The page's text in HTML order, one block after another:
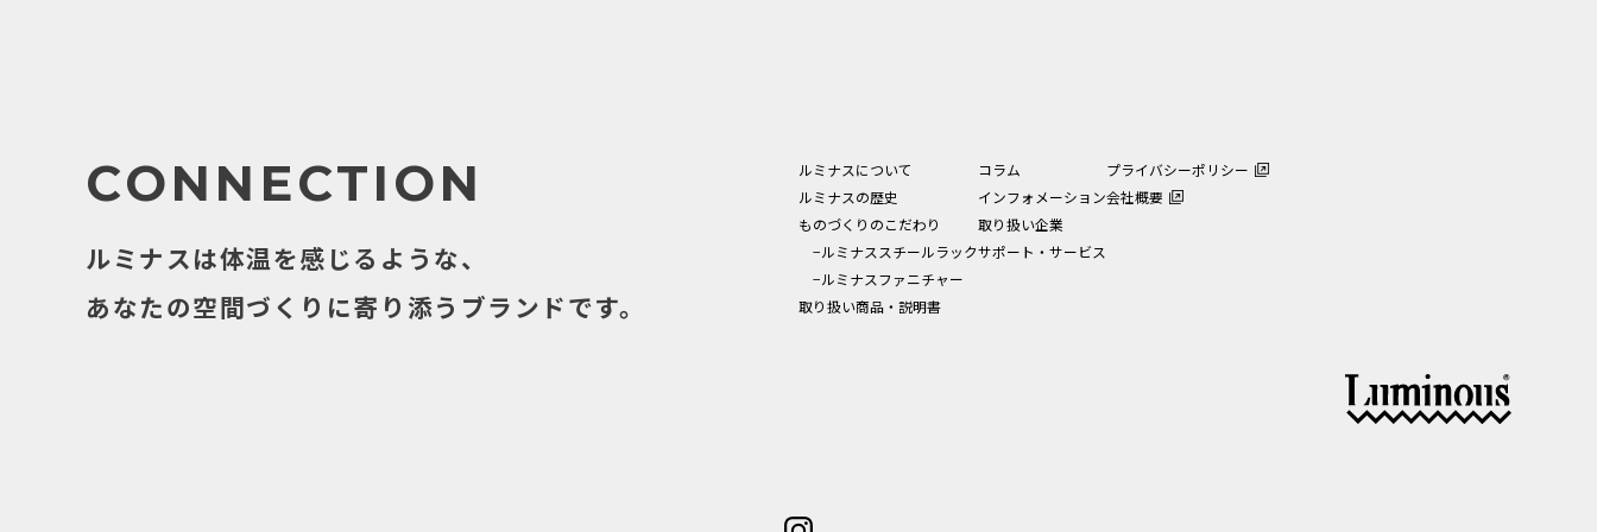
ルミナスについて
ルミナスの歴史
ものづくりのこだわり
−ルミナススチールラック
−ルミナスファニチャー
取り扱い商品・説明書
コラム
インフォメーション
取り扱い企業
サポート・サービス
プライバシーポリシー
会社概要
CONNECTION
ルミナスは体温を感じるような、
あなたの空間づくりに寄り添うブランドです。